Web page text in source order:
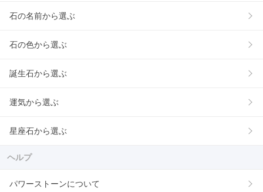
石の名前から選ぶ
石の色から選ぶ
誕生石から選ぶ
運気から選ぶ
星座石から選ぶ
ヘルプ
パワーストーンについて